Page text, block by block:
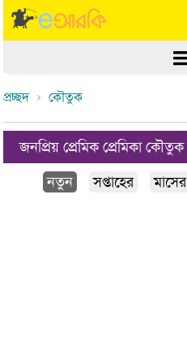
প্রচ্ছদ কৌতুক
জনপ্রিয় প্রেমিক প্রেমিকা কৌতুক
নতুন
সপ্তাহের মাসের